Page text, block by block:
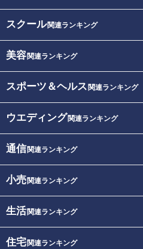
スクール関連ランキング
美容関連ランキング
スポーツ＆ヘルス 関連ランキング
ウエディング関連ランキング
通信関連ランキング
小売関連ランキング
生活関連ランキング
住宅関連ランキング